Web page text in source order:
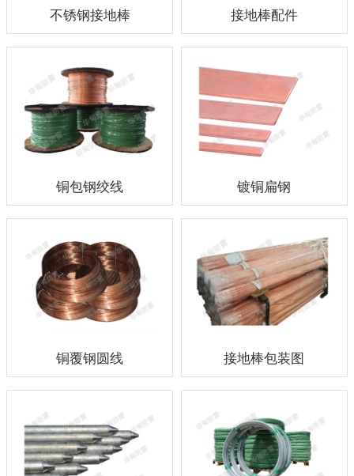
不锈钢接地棒 接地棒配件
铜包钢绞线 镀铜扁钢
铜覆钢圆线 接地棒包装图